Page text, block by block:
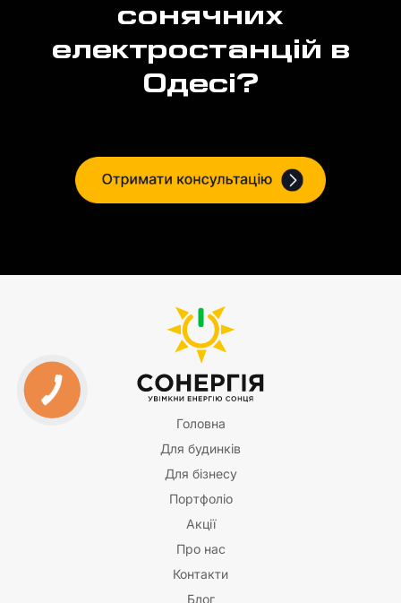
сонячних
електростанцій в
Одесі?
Головна
Для будинків
Для бізнесу
Портфоліо
Акції
Про нас
Контакти
Блог